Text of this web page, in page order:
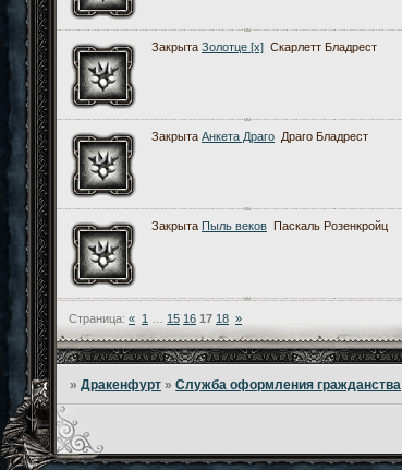
Закрыта Золотце [x] Скарлетт Бладрест
Закрыта Анкета Драго Драго Бладрест
Закрыта Пыль веков Паскаль Розенкройц
Страница: « 1 15 16 17 18 »
»Дракенфурт »Служба оформления гражданства